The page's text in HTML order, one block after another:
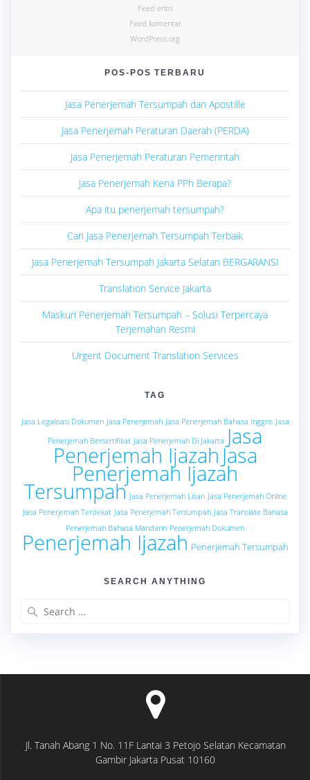
Feed entri
Feed komentar
WordPress.org
POS-POS TERBARU
Jasa Penerjemah Tersumpah dan Apostille
Jasa Penerjemah Peraturan Daerah (PERDA)
Jasa Penerjemah Peraturan Pemerintah
Jasa Penerjemah Kena PPh Berapa?
Apa itu penerjemah tersumpah?
Cari Jasa Penerjemah Tersumpah Terbaik
Jasa Penerjemah Tersumpah Jakarta Selatan BERGARANSI
Translation Service Jakarta
Maskuri Penerjemah Tersumpah – Solusi Terpercaya
Terjemahan Resmi
Urgent Document Translation Services
TAG
Jasa Legalisasi Dokumen Jasa Penerjemah Jasa Penerjemah Bahasa Inggris Jasa
Penerjemah Bersertifikat Jasa Penerjemah Di Jakarta Jasa
Penerjemah Ijazah Jasa
Penerjemah Ijazah
Tersumpah Jasa Penerjemah Lisan Jasa Penerjemah Online
Jasa Penerjemah Terdekat Jasa Penerjemah Tersumpah Jasa Translate Bahasa
Penerjemah Bahasa Mandarin Penerjemah Dokumen
Penerjemah Ijazah Penerjemah Tersumpah
SEARCH ANYTHING
Jl. Tanah Abang 1 No. 11F Lantai 3 Petojo Selatan Kecamatan
Gambir Jakarta Pusat 10160